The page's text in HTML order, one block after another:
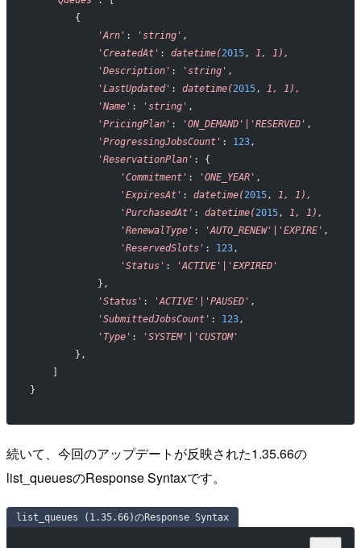
        {
            'Arn'
: 'string' ,
            'CreatedAt'
: datetime(2015, 1,
1),
            'Description'
: 'string' ,
            'LastUpdated'
: datetime(2015, 1,
1),
            'Name'
: 'string' ,
            'PricingPlan'
: 'ON_DEMAND'|'RESERVED' ,
            'ProgressingJobsCount'
: 123,
            'ReservationPlan'
: {
                'Commitment'
: 'ONE_YEAR' ,
                'ExpiresAt'
: datetime(2015, 1,
1),
                'PurchasedAt'
: datetime(2015, 1,
1),
                'RenewalType'
: 'AUTO_RENEW'|'EXPIRE' ,
                'ReservedSlots'
: 123,
                'Status'
:
'ACTIVE'|'EXPIRED'
            },
            'Status'
: 'ACTIVE'|'PAUSED' ,
            'SubmittedJobsCount'
: 123,
            'Type'
:
'SYSTEM'|'CUSTOM'
        },
}
続いて、今回のアップデートが反映された1.35.66の
list_queuesのResponse Syntaxです。
list_queues (1.35.66)のResponse Syntax